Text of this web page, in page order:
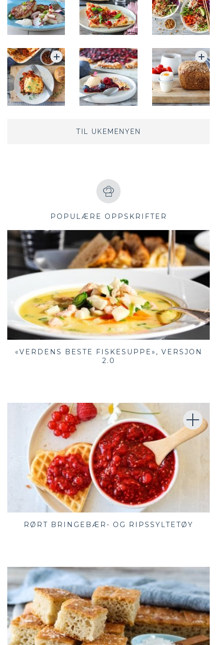
TIL UKEMENYEN
POPULÆRE OPPSKRIFTER
«VERDENS BESTE FISKESUPPE», VERSJON
2.0
RØRT BRINGEBÆR- OG RIPSSYLTETØY